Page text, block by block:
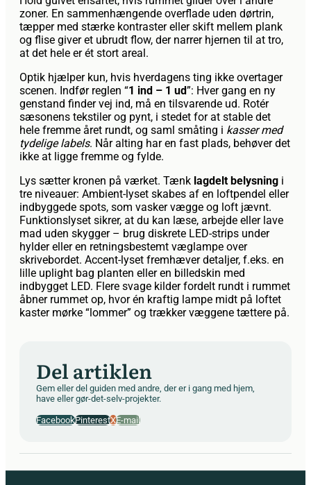
zoner. En sammenhængende overflade uden dørtrin,
tæpper med stærke kontraster eller skift mellem plank
og flise giver et ubrudt flow, der narrer hjernen til at tro,
at det hele er ét stort areal.
Optik hjælper kun, hvis hverdagens ting ikke overtager
scenen. Indfør reglen “1 ind – 1 ud”: Hver gang en ny
genstand finder vej ind, må en tilsvarende ud. Rotér
sæsonens tekstiler og pynt, i stedet for at stable det
hele fremme året rundt, og saml småting i kasser med
tydelige labels. Når alting har en fast plads, behøver det
ikke at ligge fremme og fylde.
Lys sætter kronen på værket. Tænk lagdelt belysning i
tre niveauer: Ambient-lyset skabes af en loftpendel eller
indbyggede spots, som vasker vægge og loft jævnt.
Funktionslyset sikrer, at du kan læse, arbejde eller lave
mad uden skygger – brug diskrete LED-strips under
hylder eller en retningsbestemt væglampe over
skrivebordet. Accent-lyset fremhæver detaljer, f.eks. en
lille uplight bag planten eller en billedskin med
indbygget LED. Flere svage kilder fordelt rundt i rummet
åbner rummet op, hvor én kraftig lampe midt på loftet
kaster mørke “lommer” og trækker væggene tættere på.
Del artiklen
Gem eller del guiden med andre, der er i gang med hjem,
have eller gør-det-selv-projekter.
FacebookPinterestXE-mail